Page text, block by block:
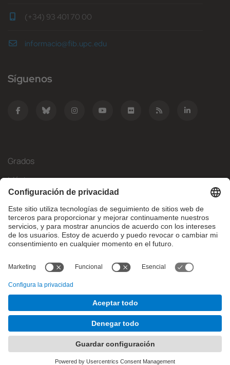
(+34) 93 401 70 00
informacio@fib.upc.edu
Síguenos
Grados
Másteres
Movilidad Internacional
Investigación
Empresa
¿Qué necesitas?
© Facultat d'Informàtica de Barcelona - Universitat Politècnica
de Catalunya - BarcelonaTech
Aviso legal Configuración de privadesa